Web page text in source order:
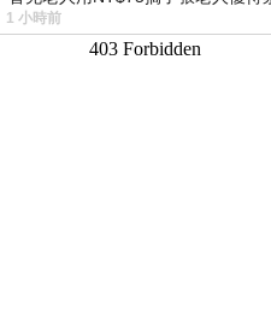
1 小時前